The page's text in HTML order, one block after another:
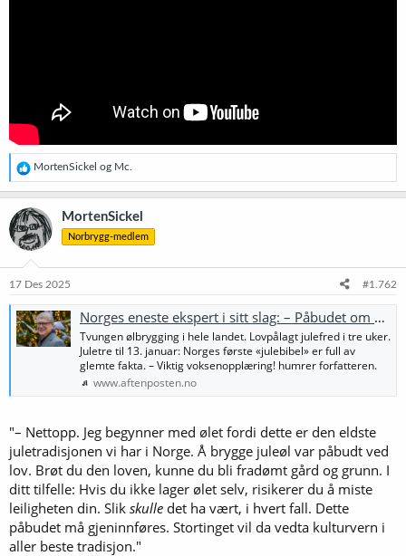
R
e
a
k
s
j
o
e
:
MortenSickel og Mc.
MortenSickel
Norbrygg-medlem
17 Des 2025 #1.762
Norges eneste ekspert i sitt slag: – Påbudet om å brygge juleøl må gjeninnføres!
Tvungen ølbrygging i hele landet. Lovpålagt julefred i tre uker.
Juletre til 13. januar: Norges første «julebibel» er full av
glemte fakta. – Viktig voksenopplæring! humrer forfatteren.
www.aftenposten.no
"– Nettopp. Jeg begynner med ølet fordi dette er den eldste
juletradisjonen vi har i Norge. Å brygge juleøl var påbudt ved
lov. Brøt du den loven, kunne du bli fradømt gård og grunn. I
ditt tilfelle: Hvis du ikke lager ølet selv, risikerer du å miste
leiligheten din. Slik skulle det ha vært, i hvert fall. Dette
påbudet må gjeninnføres. Stortinget vil da vedta kulturvern i
aller beste tradisjon."